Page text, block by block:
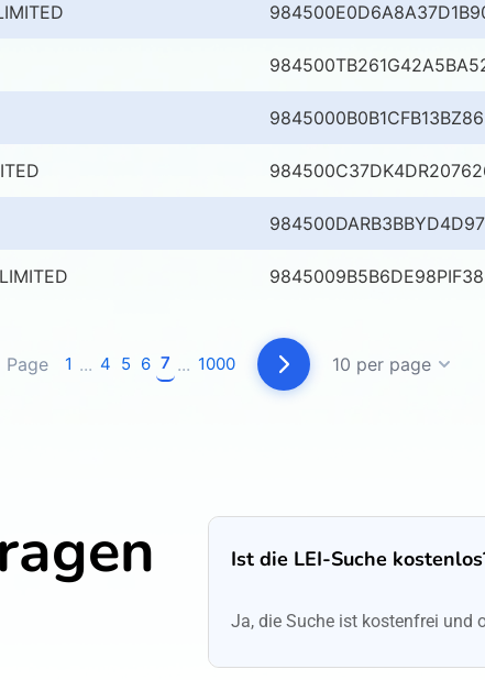
9845000B0B1CFB13BZ86
9845009B5B6DE98PIF38
Page 1 ... 4 5 6 7 ... 1000 10 per page
Ist die LEI-Suche
Ja, die Suche ist kostenfrei und